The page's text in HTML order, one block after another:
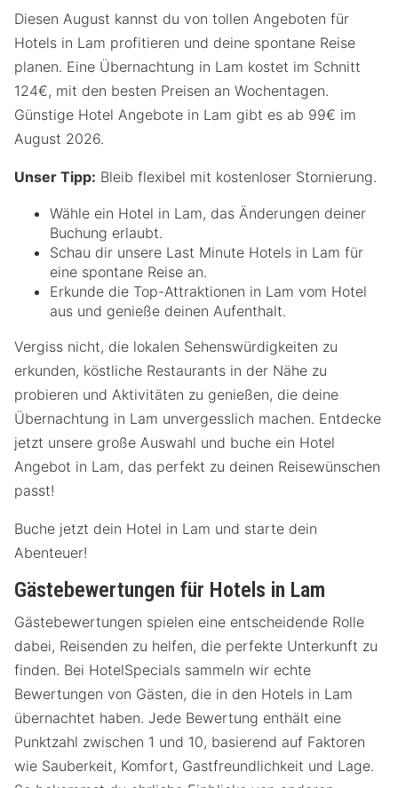
Diesen August kannst du von tollen Angeboten für
Hotels in Lam profitieren und deine spontane Reise
planen. Eine Übernachtung in Lam kostet im Schnitt
124€, mit den besten Preisen an Wochentagen.
Günstige Hotel Angebote in Lam gibt es ab 99€ im
August 2026.
Unser Tipp: Bleib flexibel mit kostenloser Stornierung.
Wähle ein Hotel in Lam, das Änderungen deiner
Buchung erlaubt.
Schau dir unsere Last Minute Hotels in Lam für
eine spontane Reise an.
Erkunde die Top-Attraktionen in Lam vom Hotel
aus und genieße deinen Aufenthalt.
Vergiss nicht, die lokalen Sehenswürdigkeiten zu
erkunden, köstliche Restaurants in der Nähe zu
probieren und Aktivitäten zu genießen, die deine
Übernachtung in Lam unvergesslich machen. Entdecke
jetzt unsere große Auswahl und buche ein Hotel
Angebot in Lam, das perfekt zu deinen Reisewünschen
passt!
Buche jetzt dein Hotel in Lam und starte dein
Abenteuer!
Gästebewertungen für Hotels in Lam
Gästebewertungen spielen eine entscheidende Rolle
dabei, Reisenden zu helfen, die perfekte Unterkunft zu
finden. Bei HotelSpecials sammeln wir echte
Bewertungen von Gästen, die in den Hotels in Lam
übernachtet haben. Jede Bewertung enthält eine
Punktzahl zwischen 1 und 10, basierend auf Faktoren
wie Sauberkeit, Komfort, Gastfreundlichkeit und Lage.